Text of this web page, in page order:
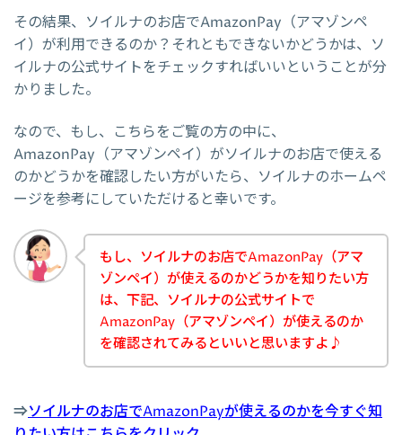
その結果、ソイルナのお店でAmazonPay（アマゾンペ
イ）が利用できるのか？それともできないかどうかは、ソ
イルナの公式サイトをチェックすればいいということが分
かりました。
なので、もし、こちらをご覧の方の中に、
AmazonPay（アマゾンペイ）がソイルナのお店で使える
のかどうかを確認したい方がいたら、ソイルナのホームペ
ージを参考にしていただけると幸いです。
もし、ソイルナのお店でAmazonPay（アマ
ゾンペイ）が使えるのかどうかを知りたい方
は、下記、ソイルナの公式サイトで
AmazonPay（アマゾンペイ）が使えるのか
を確認されてみるといいと思いますよ♪
⇒ソイルナのお店でAmazonPayが使えるのかを今すぐ知